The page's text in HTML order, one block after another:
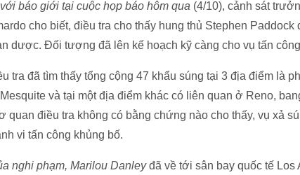
báo giới tại cuộc họp báo hôm qua (4/10), cảnh sát
cho biết, điều tra cho thấy hung thủ Stephen
dược. Đối tượng đã lên kế hoạch kỹ càng cho vụ tấn
tra đã tìm thấy tổng cộng 47 khẩu súng tại 3 địa điểm là
và tại một địa điểm khác có liên quan ở Reno,
quan điều tra không có bằng chứng nào cho thấy, vụ xả
vi tấn công khủng bố.
nghi phạm, Marilou Danleyđã về tới sân bay quốc tế Los